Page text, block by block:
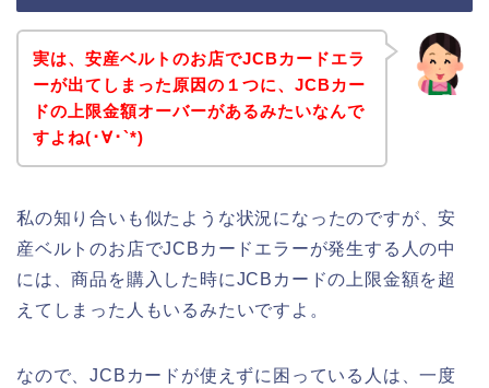
実は、安産ベルトのお店でJCBカードエラ
ーが出てしまった原因の１つに、JCBカー
ドの上限金額オーバーがあるみたいなんで
すよね(･∀･`*)
私の知り合いも似たような状況になったのですが、安
産ベルトのお店でJCBカードエラーが発生する人の中
には、商品を購入した時にJCBカードの上限金額を超
えてしまった人もいるみたいですよ。
なので、JCBカードが使えずに困っている人は、一度